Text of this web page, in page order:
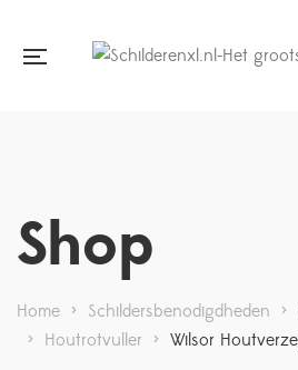
Shop
Home > Schildersbenodigdheden >
> Houtrotvuller > Wilsor